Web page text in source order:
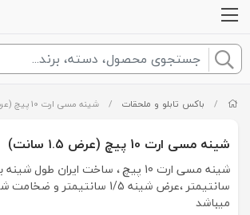
/ باکس تابلو و ملحقات / شینه مسی ارت 10 پیچ (عرض ۱.۵ سانت)
شینه مسی ارت 10 پیچ (عرض ۱.۵ سانت)
میباشد